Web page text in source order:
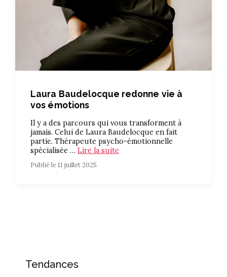
Laura Baudelocque redonne vie à
vos émotions
Il y a des parcours qui vous transforment à
jamais. Celui de Laura Baudelocque en fait
partie. Thérapeute psycho-émotionnelle
spécialisée … Lire la suite
Publié le 11 juillet 2025
Tendances